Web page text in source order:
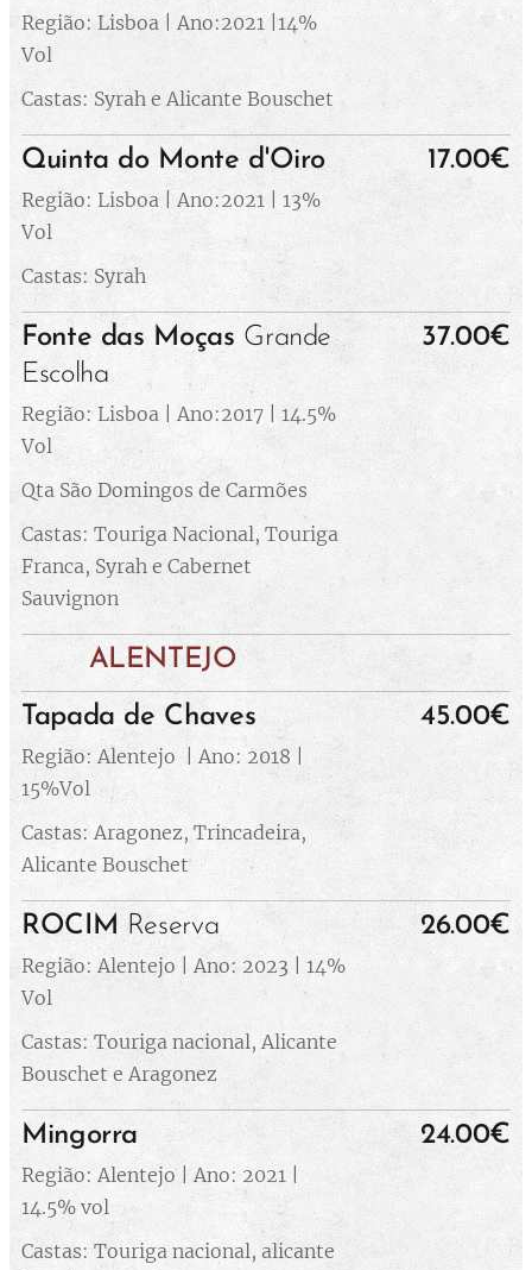
Região: Lisboa | Ano:2021 |14%
Vol
Castas: Syrah e Alicante Bouschet
Quinta do Monte d'Oiro
Região: Lisboa | Ano:2021 | 13%
Vol
Castas: Syrah
17.00€
Fonte das MoçasGrande
Escolha
Região: Lisboa | Ano:2017 | 14.5%
Vol
Qta São Domingos de Carmões
Castas: Touriga Nacional, Touriga
Franca, Syrah e Cabernet
Sauvignon
37.00€
ALENTEJO
Tapada de Chaves
Região: Alentejo | Ano: 2018 |
15%Vol
Castas: Aragonez, Trincadeira,
Alicante Bouschet
45.00€
ROCIM Reserva
Região: Alentejo | Ano: 2023 | 14%
Vol
Castas: Touriga nacional, Alicante
Bouschet e Aragonez
26.00€
Mingorra
Região: Alentejo | Ano: 2021 |
14.5% vol
Castas: Touriga nacional, alicante
24.00€